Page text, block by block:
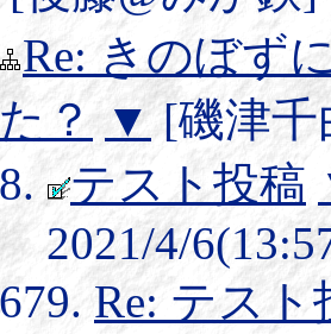
Re: きのぼず
た？
▼ [磯津千
テスト投稿
2021/4/
Re: テスト